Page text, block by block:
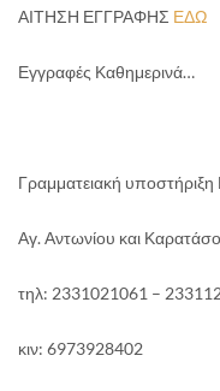
ΑΙΤΗΣΗ ΕΓΓΡΑΦΗΣ ΕΔΩ
Εγγραφές Καθημερινά…
Γραμματειακή
Αγ. Αντωνίου και
τηλ: 2331021061 –
κιν: 6973928402